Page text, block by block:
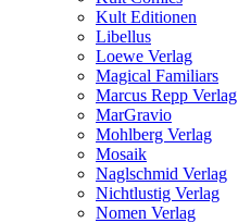
Kult Editionen
Libellus
Loewe Verlag
Magical Familiars
Marcus Repp Verlag
MarGravio
Mohlberg Verlag
Mosaik
Naglschmid Verlag
Nichtlustig Verlag
Nomen Verlag